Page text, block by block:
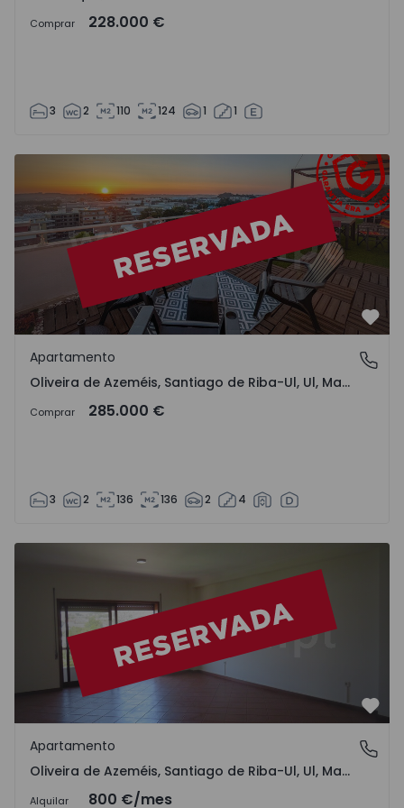
Comprar 228.000 €
3 2 110 124 1 1
Apartamento T3 Oliveira de Azeméis, Oliveira de
Oliveira de Azeméis, Santiago de Riba-Ul, Ul,
Apartamento
Oliveira de Azeméis, Santiago de Riba-Ul, Ul, Macinhata da Seixa e Madail, Aveiro
Comprar 285.000 €
3 2 136 136 2 4
Oliveira de Azeméis, Santiago de Riba-Ul, Ul,
Apartamento
Oliveira de Azeméis, Santiago de Riba-Ul, Ul, Macinhata da Seixa e Madail, Aveiro
Alquilar 800 €/mes